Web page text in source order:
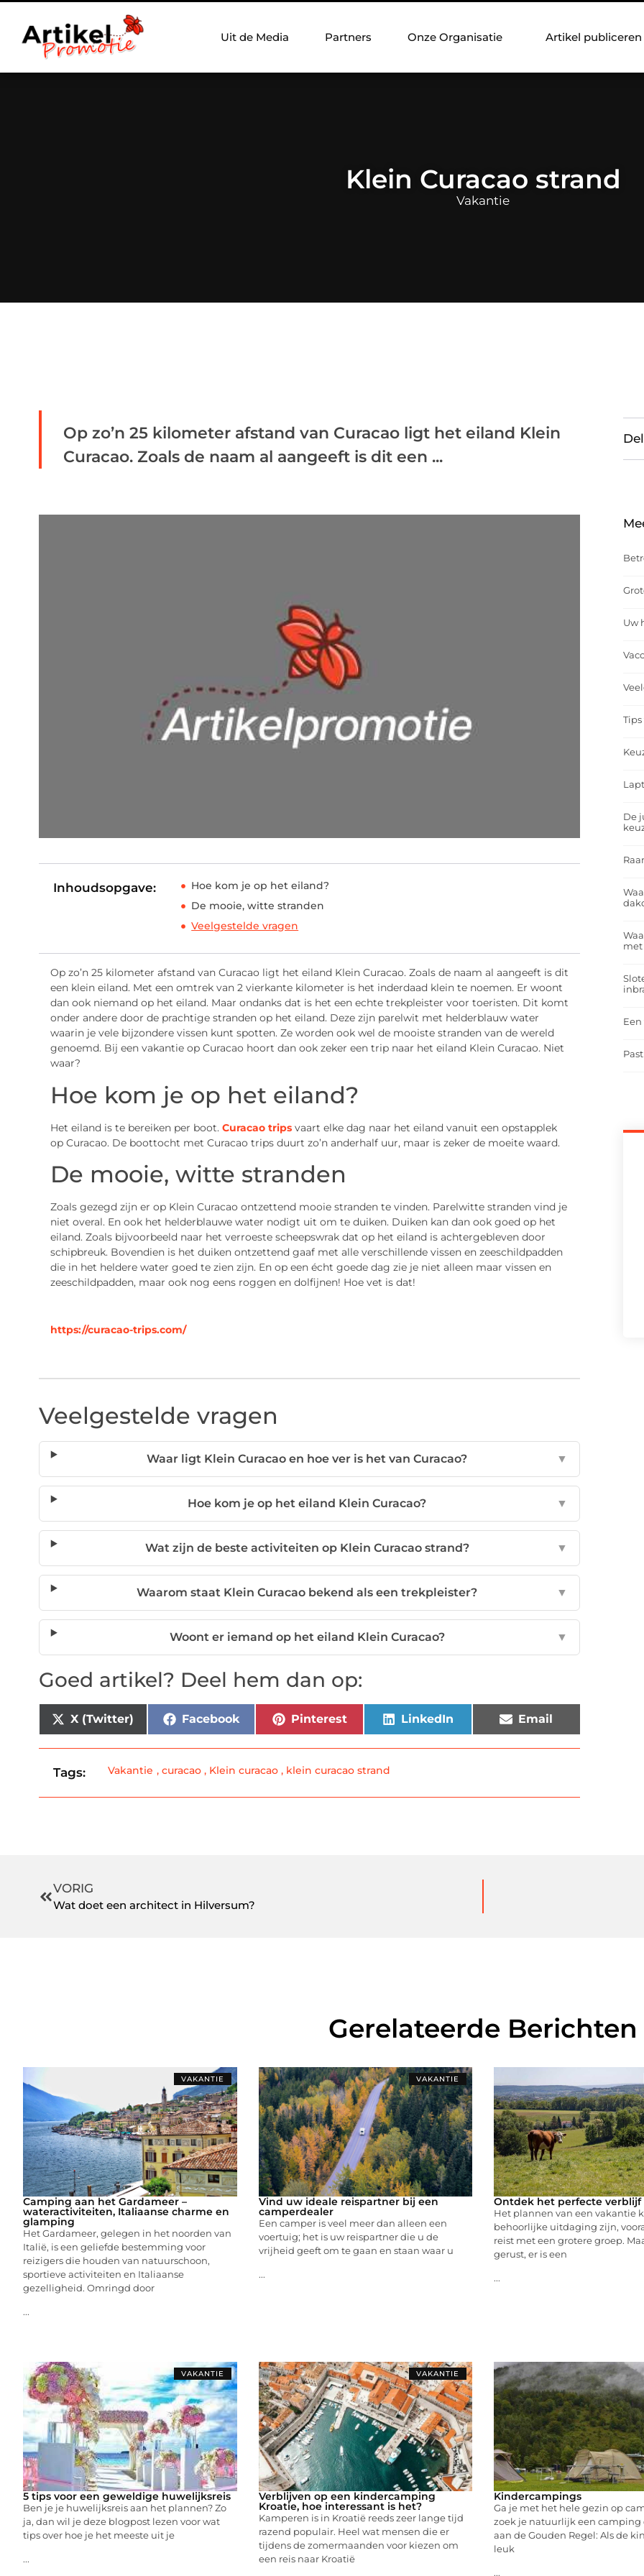
Uit de Media Partners Onze Organisatie Artikel publiceren
Klein Curacao strand
Vakantie
Op zo’n 25 kilometer afstand van Curacao ligt het eiland Klein
Curacao. Zoals de naam al aangeeft is dit een ...
Inhoudsopgave:
Hoe kom je op het eiland?
De mooie, witte stranden
Veelgestelde vragen
Op zo’n 25 kilometer afstand van Curacao ligt het eiland Klein Curacao. Zoals de naam al aangeeft is dit
een klein eiland. Met een omtrek van 2 vierkante kilometer is het inderdaad klein te noemen. Er woont
dan ook niemand op het eiland. Maar ondanks dat is het een echte trekpleister voor toeristen. Dit komt
onder andere door de prachtige stranden op het eiland. Deze zijn parelwit met helderblauw water
waarin je vele bijzondere vissen kunt spotten. Ze worden ook wel de mooiste stranden van de wereld
genoemd. Bij een vakantie op Curacao hoort dan ook zeker een trip naar het eiland Klein Curacao. Niet
waar?
Hoe kom je op het eiland?
Het eiland is te bereiken per boot. Curacao tripsvaart elke dag naar het eiland vanuit een opstapplek
op Curacao. De boottocht met Curacao trips duurt zo’n anderhalf uur, maar is zeker de moeite waard.
De mooie, witte stranden
Zoals gezegd zijn er op Klein Curacao ontzettend mooie stranden te vinden. Parelwitte stranden vind je
niet overal. En ook het helderblauwe water nodigt uit om te duiken. Duiken kan dan ook goed op het
eiland. Zoals bijvoorbeeld naar het verroeste scheepswrak dat op het eiland is achtergebleven door
schipbreuk. Bovendien is het duiken ontzettend gaaf met alle verschillende vissen en zeeschildpadden
die in het heldere water goed te zien zijn. En op een écht goede dag zie je niet alleen maar vissen en
zeeschildpadden, maar ook nog eens roggen en dolfijnen! Hoe vet is dat!
https://curacao-trips.com/
Veelgestelde vragen
Waar ligt Klein Curacao en hoe ver is het van Curacao? ▼
Hoe kom je op het eiland Klein Curacao? ▼
Wat zijn de beste activiteiten op Klein Curacao strand? ▼
Waarom staat Klein Curacao bekend als een trekpleister? ▼
Woont er iemand op het eiland Klein Curacao? ▼
Goed artikel? Deel hem dan op:
X (Twitter) Facebook Pinterest LinkedIn Email
Tags: Vakantie ,curacao , Klein curacao , klein curacao strand
Uw
De
met
VORIG
Wat doet een architect in Hilversum?
Gerelateerde Berichten
VAKANTIE
Camping aan het Gardameer –
wateractiviteiten, Italiaanse charme en
glamping
Het Gardameer, gelegen in het noorden van
Italië, is een geliefde bestemming voor
reizigers die houden van natuurschoon,
sportieve activiteiten en Italiaanse
gezelligheid. Omringd door
...
VAKANTIE
Vind uw ideale reispartner bij een
camperdealer
Een camper is veel meer dan alleen een
voertuig; het is uw reispartner die u de
vrijheid geeft om te gaan en staan waar u
...
Ontdek het perfecte verblijf
Het plannen van een vakantie
behoorlijke uitdaging zijn,
reist met een grotere groep.
gerust, er is een
...
VAKANTIE
5 tips voor een geweldige huwelijksreis
Ben je je huwelijksreis aan het plannen? Zo
ja, dan wil je deze blogpost lezen voor wat
tips over hoe je het meeste uit je
...
VAKANTIE
Verblijven op een kindercamping
Kroatie, hoe interessant is het?
Kamperen is in Kroatië reeds zeer lange tijd
razend populair. Heel wat mensen die er
tijdens de zomermaanden voor kiezen om
een reis naar Kroatië
Kindercampings
Ga je met het hele gezin op
zoek je natuurlijk een camping
aan de Gouden Regel: Als de
leuk
...